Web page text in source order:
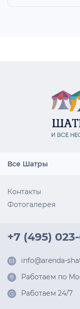
Все Шатры
Контакты
Фотогалерея
+7 (495) 023-
info@arenda-
Работаем по
Работаем 24/7